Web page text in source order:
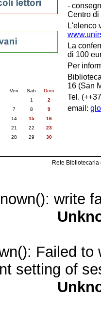
-
Centro di
L'elenco
La
di 100
Per
16 (San
Tel.
email:
Ven Sab
Dom
1
2
7 8
9
14 15
16
21 22
23
28 29
30
Rete
write
Failed
setting of